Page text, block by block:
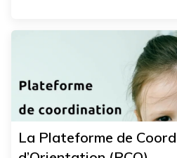
La Plateforme de